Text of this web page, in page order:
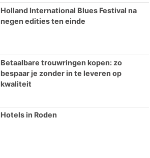
Holland International Blues Festival na
negen edities ten einde
Betaalbare trouwringen kopen: zo
bespaar je zonder in te leveren op
kwaliteit
Hotels in Roden